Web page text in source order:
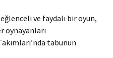
ve faydalı bir oyun,
oynayanları
tabunun